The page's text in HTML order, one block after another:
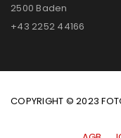
2500 Baden
+43 2252 44166
COPYRIGHT © 2023